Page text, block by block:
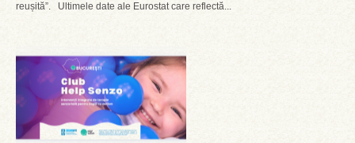
reușită”. Ultimele date ale Eurostat care reflectă...